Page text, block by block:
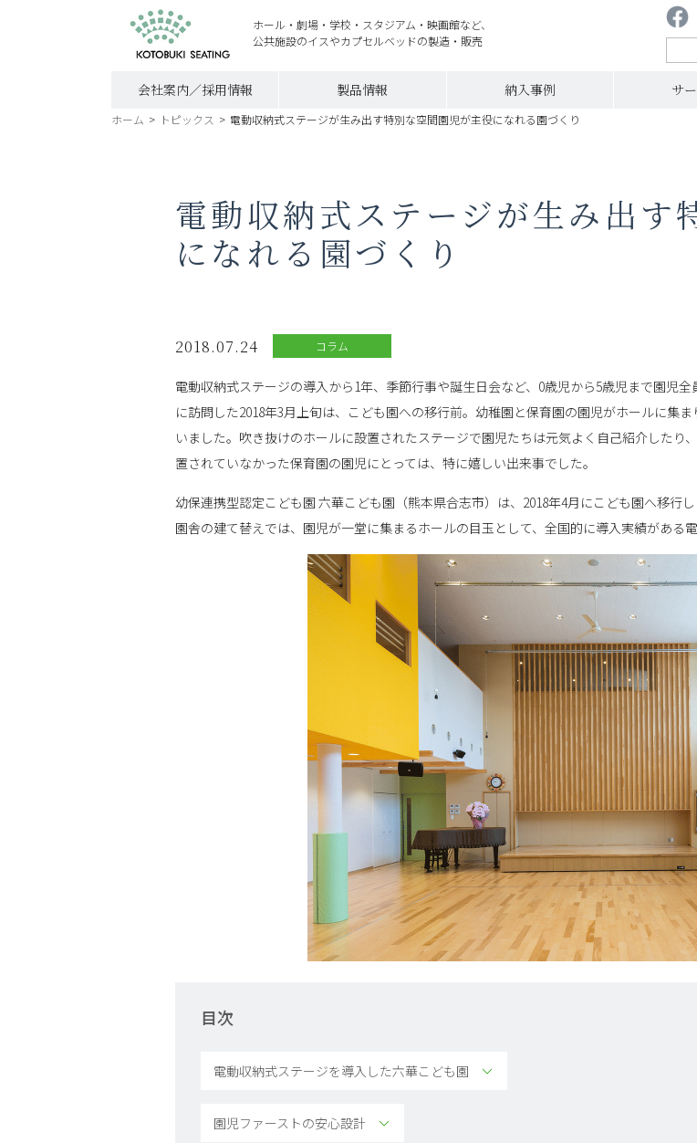
ホール・劇場・学校・スタジアム・映画館など、
公共施設のイスやカプセルベッドの製造・販売
会社案内／採用情報 製品情報 納入事例 サ
ホーム > トピックス > 電動収納式ステージが生み出す特別な空間園児が主役になれる園づくり
電動収納式ステージが生み出す
になれる園づくり
2018.07.24 コラム
電動収納式ステージの導入から1年、季節行事や誕生日会など、0歳児から5歳児まで園児
に訪問した2018年3月上旬は、こども園への移行前。幼稚園と保育園の園児がホールに集
いました。吹き抜けのホールに設置されたステージで園児たちは元気よく自己紹介した
置されていなかった保育園の園児にとっては、特に嬉しい出来事でした。
幼保連携型認定こども園 六華こども園（熊本県合志市）は、2018年4月にこども園へ移行し
園舎の建て替えでは、園児が一堂に集まるホールの目玉として、全国的に導入実績がある
目次
電動収納式ステージを導入した六華こども園
園児ファーストの安心設計